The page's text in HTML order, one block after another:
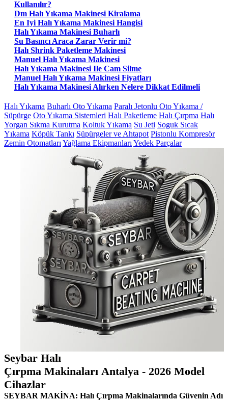
Kullanılır?
Dm Halı Yıkama Makinesi Kiralama
En Iyi Halı Yıkama Makinesi Hangisi
Halı Yıkama Makinesi Buharlı
Su Basıncı Araca Zarar Verir mi?
Halı Shrink Paketleme Makinesi
Manuel Halı Yıkama Makinesi
Halı Yıkama Makinesi Ile Cam Silme
Manuel Halı Yıkama Makinesi Fiyatları
Halı Yıkama Makinesi Alırken Nelere Dikkat Edilmeli
Halı Yıkama Buharlı Oto Yıkama Paralı Jetonlu Oto Yıkama /
Süpürge Oto Yıkama Sistemleri Halı Paketleme Halı Çırpma Halı
Yorgan Sıkma Kurutma Koltuk Yıkama Su Jeti Soguk Sıcak
Yıkama Köpük Tankı Süpürgeler ve Ahtapot Pistonlu Kompresör
Zemin Otomatları Yağlama Ekipmanları Yedek Parçalar
Seybar Halı
Çırpma Makinaları Antalya - 2026 Model
Cihazlar
SEYBAR MAKİNA: Halı Çırpma Makinalarında Güvenin Adı